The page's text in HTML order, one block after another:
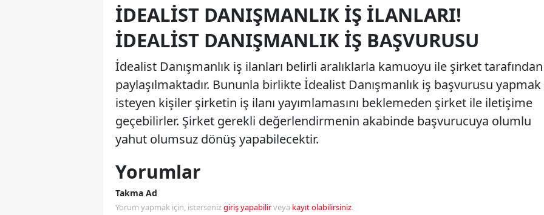
İDEALIST DANIŞMANLIK İŞ İLANLARI!
İDEALIST DANIŞMANLIK İŞ BAŞVURUSU
İdealist Danışmanlık iş ilanları belirli aralıklarla kamuoyu ile şirket tarafından
paylaşılmaktadır. Bununla birlikte İdealist Danışmanlık iş başvurusu yapmak
isteyen kişiler şirketin iş ilanı yayımlamasını beklemeden şirket ile iletişime
geçebilirler. Şirket gerekli değerlendirmenin akabinde başvurucuya olumlu
yahut olumsuz dönüş yapabilecektir.
Yorumlar
Takma Ad
Yorum yapmak için, istersenizgiriş yapabilirveya kayıt olabilirsiniz.